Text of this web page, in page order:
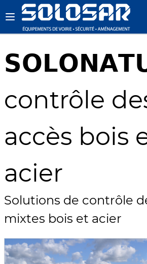
contrôle
accès bois
acier
Solutions de contrôle
mixtes bois et acier